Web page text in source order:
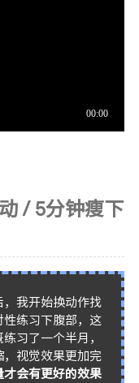
/ 5分钟瘦下
我开始换动作找
练习下腹部，这
习了一个半月，
视觉效果更加完
会有更好的效果